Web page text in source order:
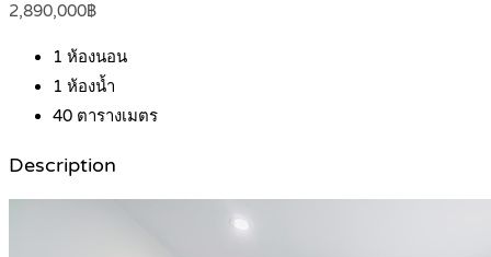
2,890,000฿
1 ห้องนอน
1 ห้องน้ำ
40 ตารางเมตร
Description